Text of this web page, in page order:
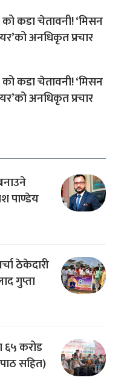
को कडा चेतावनी! ‘मिसन
अनधिकृत प्रचार
को कडा चेतावनी! ‘मिसन
अनधिकृत प्रचार
पाण्डेय
ठेकेदारी
गुप्ता
६५ करोड
सहित)